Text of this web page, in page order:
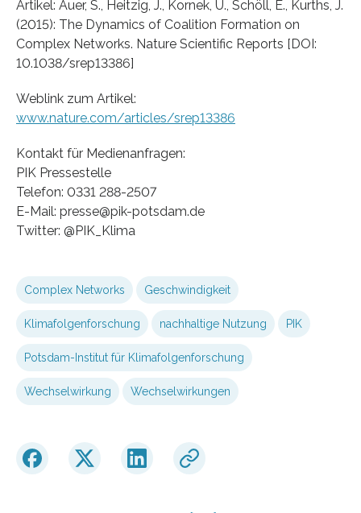
Artikel: Auer, S., Heitzig, J., Kornek, U., Schöll, E., Kurths, J.
(2015): The Dynamics of Coalition Formation on
Complex Networks. Nature Scientific Reports [DOI:
10.1038/srep13386]
Weblink zum Artikel:
www.nature.com/articles/srep13386
Kontakt für Medienanfragen:
PIK Pressestelle
Telefon: 0331 288-2507
E-Mail: presse@pik-potsdam.de
Twitter: @PIK_Klima
Complex Networks Geschwindigkeit
Klimafolgenforschung nachhaltige Nutzung PIK
Potsdam-Institut für Klimafolgenforschung
Wechselwirkung Wechselwirkungen